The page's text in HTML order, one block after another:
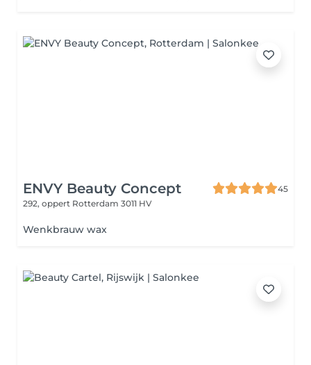
ENVY Beauty Concept
45
292, oppert Rotterdam 3011 HV
Wenkbrauw wax